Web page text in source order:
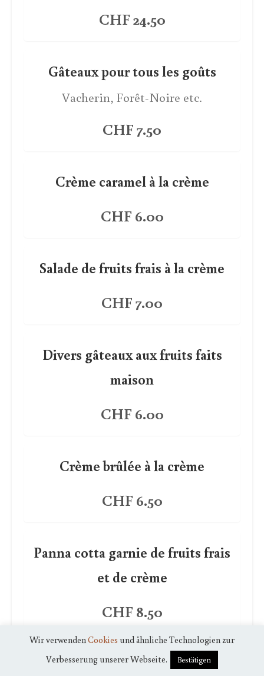
CHF 24.50
Gâteaux pour tous les goûts
Vacherin, Forêt-Noire etc.
CHF 7.50
Crème caramel à la crème
CHF 6.00
Salade de fruits frais à la crème
CHF 7.00
Divers gâteaux aux fruits faits
maison
CHF 6.00
Crème brûlée à la crème
CHF 6.50
Panna cotta garnie de fruits frais
et de crème
CHF 8.50
Tiramisu
Wir verwendenCookies und ähnliche Technologien zur
Verbesserung unserer Webseite.
Bestätigen